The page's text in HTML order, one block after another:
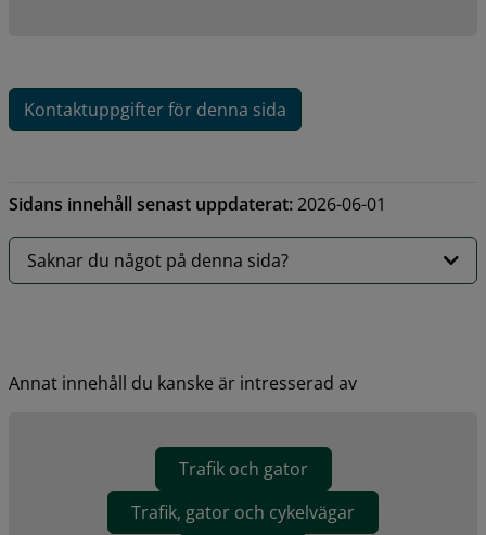
Kontaktuppgifter för denna sida
Sidans innehåll senast uppdaterat:2026-06-01
Saknar du något på denna sida?
Annat innehåll du kanske är intresserad av
Trafik och gator
Trafik, gator och cykelvägar